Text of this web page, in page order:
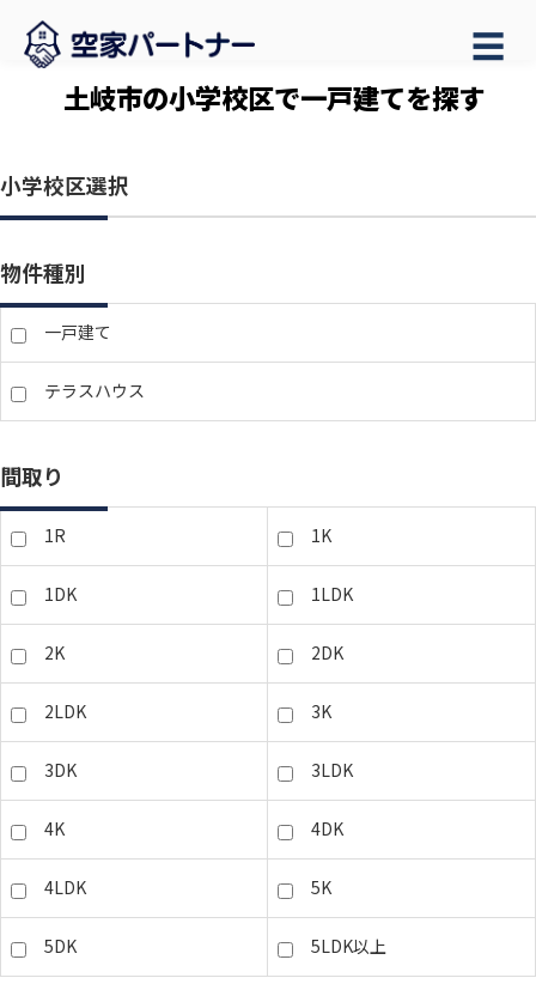
☰
土岐市の小学校区で一戸建てを探す
小学校区選択
物件種別
一戸建て
テラスハウス
間取り
1R 1K
1DK 1LDK
2K 2DK
2LDK 3K
3DK 3LDK
4K 4DK
4LDK 5K
5DK 5LDK以上